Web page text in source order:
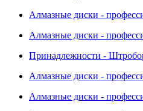
Алмазные диски -
Алмазные диски -
Принадлежности -
Алмазные диски -
Алмазные диски -